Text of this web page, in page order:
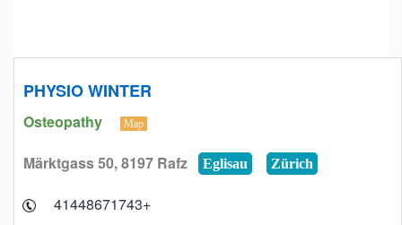
PHYSIO WINTER
Osteopathy Map
Märktgass 50, 8197 Rafz Eglisau Zürich
+41448671743